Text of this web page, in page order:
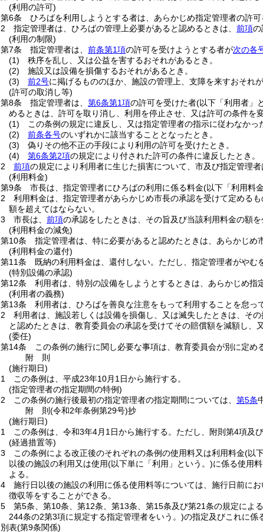
(利用の許可)
第6条
ひろばを利用しようとする者は、あらかじめ指定管理者の許可
2
指定管理者は、ひろばの管理上必要があると認めるときは、 前項の
(利用の制限)
第7条
指定管理者は、 前条第1項の許可を受けようとする者が次の各
(1)
秩序を乱し、又は公益を害するおそれがあるとき。
(2)
施設又は設備を損傷するおそれがあるとき。
(3)
前2号に掲げるもののほか、施設の管理上、支障を来すおそれが
(許可の取消し等)
第8条
指定管理者は、 第6条第1項の許可を受けた者(以下「利用者」
めるときは、許可を取り消し、利用を停止させ、又は許可の条件を
(1)
この条例の規定に違反し、又は指定管理者の指示に従わなかっ
(2)
前条各号のいずれかに該当することとなったとき。
(3)
偽りその他不正の手段により利用の許可を受けたとき。
(4)
第6条第2項の規定により付された許可の条件に違反したとき。
2
前項の規定により利用者に生じた損害について、市及び指定管理者
(利用料金)
第9条
市長は、指定管理者にひろばの利用に係る料金(以下「利用料
2
利用料金は、指定管理者があらかじめ市長の承認を受けて定めるも
額を超えてはならない。
3
市長は、 前項の承認をしたときは、その旨及び当該利用料金の額を
(利用料金の減免)
第10条
指定管理者は、特に必要があると認めたときは、あらかじめ
(利用料金の還付)
第11条
既納の利用料金は、還付しない。 ただし、指定管理者がやむ
(特別設備の承認)
第12条
利用者は、特別の設備をしようとするときは、あらかじめ指
(利用者の義務)
第13条
利用者は、ひろばを善良な注意をもって利用することを怠っ
2
利用者は、施設若しくは設備を損傷し、又は滅失したときは、そ
と認めたときは、教育委員会の承認を受けてその賠償額を減額し、
(委任)
第14条
この条例の施行に関し必要な事項は、教育委員会が別に定める
附 則
(施行期日)
1
この条例は、平成23年10月1日から施行する。
(指定管理者の指定期間の特例)
2
この条例の施行後最初の指定管理者の指定期間については、 第5条
附 則(令和2年条例第29号)抄
(施行期日)
1
この条例は、令和3年4月1日から施行する。 ただし、附則第4項及
(経過措置等)
3
この条例による改正後のそれぞれの条例の使用料又は利用料金(以
以後の施設の利用又は使用(以下単に「利用」という。)に係る使用
よる。
4
施行日以後の施設の利用に係る使用料等については、施行日前に
徴収等をすることができる。
5
第5条、第10条、第12条、第13条、第15条及び第21条の規定によ
244条の2第3項に規定する指定管理者をいう。)の指定及びこれに係
別表(第9条関係)